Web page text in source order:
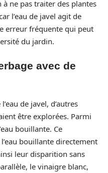
à ne pas traiter des plantes
l’eau de javel agit de
erreur fréquente qui peut
du jardin.
avec de
de javel, d’autres
être explorées. Parmi
bouillante. Ce
bouillante directement
leur disparition sans
le vinaigre blanc,